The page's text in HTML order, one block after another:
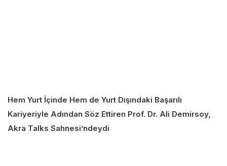
Hem Yurt İçinde Hem de Yurt Dışındaki Başarılı
Kariyeriyle Adından Söz Ettiren Prof. Dr. Ali Demirsoy,
Akra Talks Sahnesi’ndeydi